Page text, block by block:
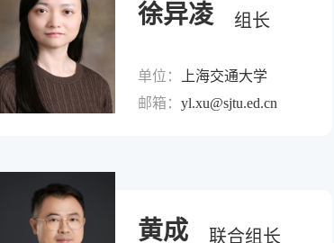
徐异凌 组长
单位：
上海交通大学
邮箱： yl.xu@sjtu.ed.cn
黄成 联合组长